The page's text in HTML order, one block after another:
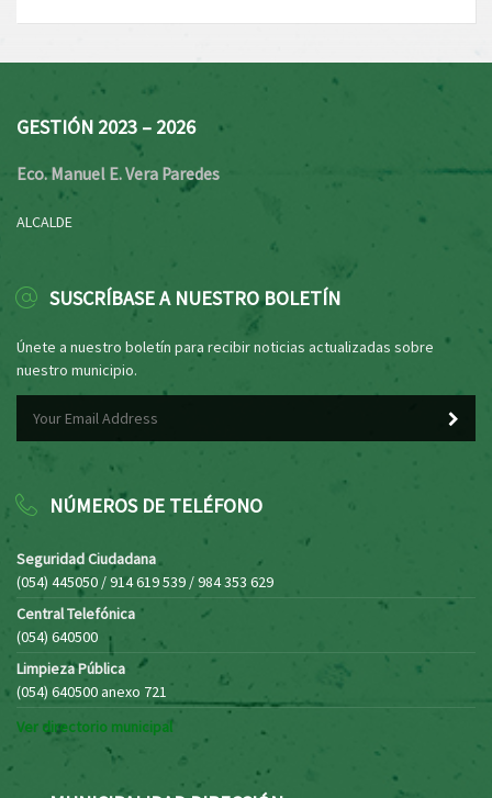
GESTIÓN 2023 – 2026
Eco. Manuel E. Vera Paredes
ALCALDE
SUSCRÍBASE A NUESTRO BOLETÍN
Únete a nuestro boletín para recibir noticias actualizadas sobre
nuestro municipio.
NÚMEROS DE TELÉFONO
Seguridad Ciudadana
(054) 445050 / 914 619 539 / 984 353 629
Central Telefónica
(054) 640500
Limpieza Pública
(054) 640500 anexo 721
Ver directorio municipal